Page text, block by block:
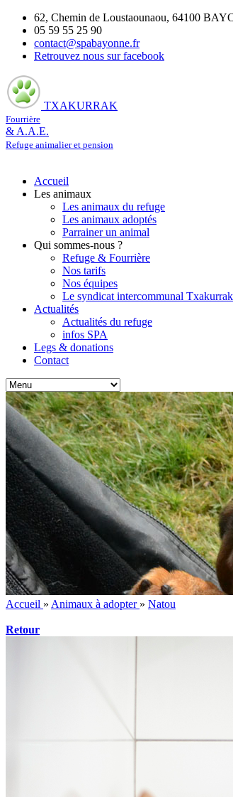
62, Chemin de Loustaounaou, 64100
05 59 55 25 90
contact@spabayonne.fr
Retrouvez nous sur facebook
TXAKURRAK
Fourrière
& A.A.E.
Refuge animalier et pension
Accueil
Les animaux
Les animaux du refuge
Les animaux adoptés
Parrainer un animal
Qui sommes-nous ?
Refuge & Fourrière
Nos tarifs
Nos équipes
Le syndicat intercommunal
Actualités
Actualités du refuge
infos SPA
Legs & donations
Contact
Accueil » Animaux à adopter » Natou
Retour